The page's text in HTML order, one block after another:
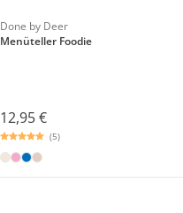
Done by Deer
Menüteller Foodie
12,95 €
(5)